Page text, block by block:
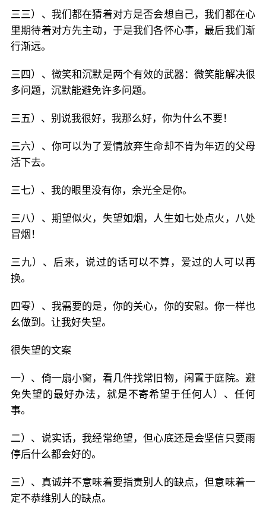
三三）、我们都在猜着对方是否会想自己，我们都在心
里期待着对方先主动，于是我们各怀心事，最后我们渐
行渐远。
三四）、微笑和沉默是两个有效的武器：微笑能解决很
多问题，沉默能避免许多问题。
三五）、别说我很好，我那么好，你为什么不要！
三六）、你可以为了爱情放弃生命却不肯为年迈的父母
活下去。
三七）、我的眼里没有你，余光全是你。
三八）、期望似火，失望如烟，人生如七处点火，八处
冒烟！
三九）、后来，说过的话可以不算，爱过的人可以再
换。
四零）、我需要的是，你的关心，你的安慰。你一样也
幺做到。让我好失望。
很失望的文案
一）、倚一扇小窗，看几件找常旧物，闲置于庭院。避
免失望的最好办法，就是不寄希望于任何人）、任何
事。
二）、说实话，我经常绝望，但心底还是会坚信只要雨
停后什么都会好的。
三）、真诚并不意味着要指责别人的缺点，但意味着一
定不恭维别人的缺点。